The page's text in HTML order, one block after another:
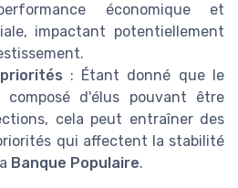
économique et
impactant potentiellement
: Étant donné que le
d'élus pouvant être
cela peut entraîner des
qui affectent la stabilité
Banque Populaire.